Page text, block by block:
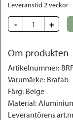
Leveranstid 2 veckor
- +
Om produkten
Artikelnummer:
Varumärke: Brafab
Färg: Beige
Material:
Leverantörens